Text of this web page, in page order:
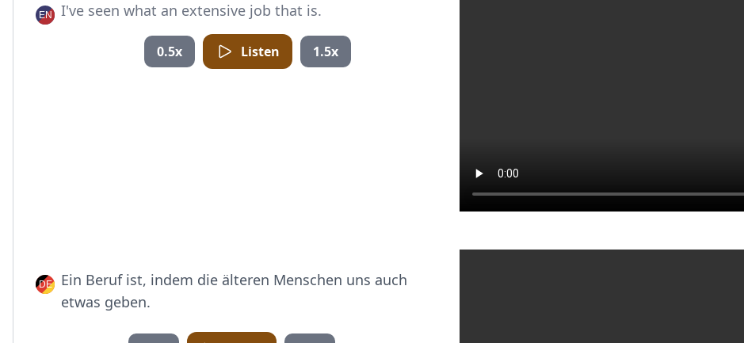
I've seen what an extensive job that is.
0.5x Listen 1.5x
Ein Beruf ist, indem die älteren Menschen uns auch
etwas geben.